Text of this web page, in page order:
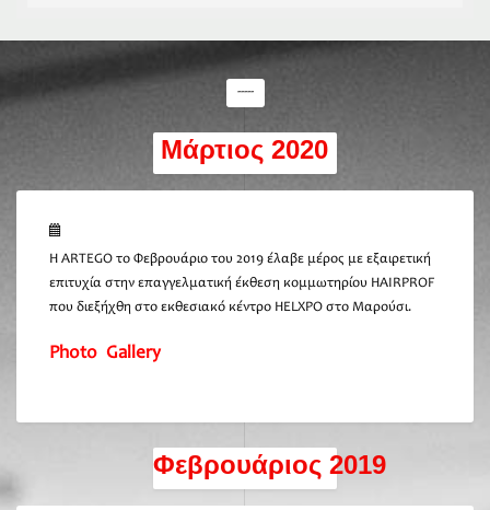
-----
Μάρτιος 2020
Η ARTEGO το Φεβρουάριο του 2019 έλαβε μέρος με εξαιρετική
επιτυχία στην επαγγελματική έκθεση κομμωτηρίου HAIRPROF
που διεξήχθη στο εκθεσιακό κέντρο HELXPO στο Μαρούσι.
Photo Gallery
Φεβρουάριος 2019